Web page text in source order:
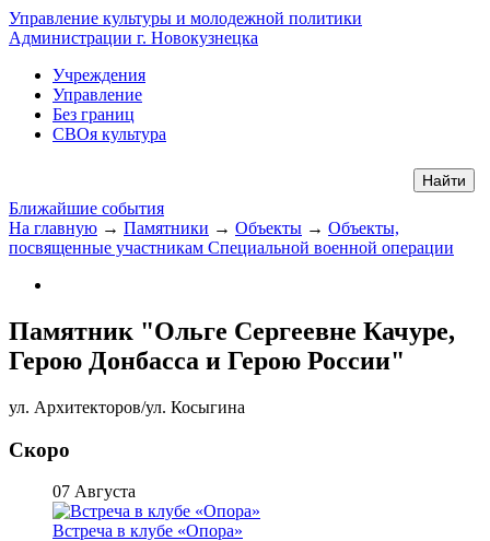
Управление культуры и молодежной политики
Администрации г. Новокузнецка
Учреждения
Управление
Без границ
СВОя культура
Ближайшие события
На главную → Памятники → Объекты → Объекты,
посвященные участникам Специальной военной операции
Памятник "Ольге Сергеевне Качуре,
Герою Донбасса и Герою России"
ул. Архитекторов/ул. Косыгина
Скоро
07 Августа
Встреча в клубе «Опора»